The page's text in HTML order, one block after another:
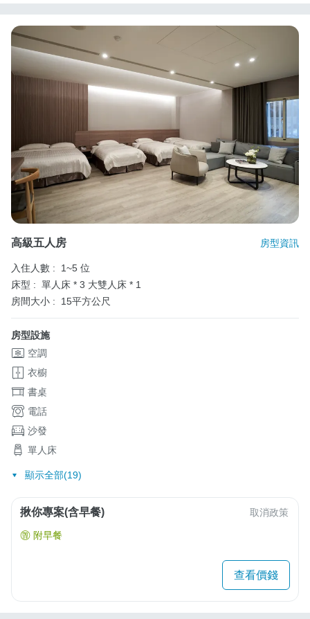
高級五人房 房型資訊
入住人數 :
1~5 位
床型 : 單人床 * 3 大雙人床 * 1
房間大小 :
15平方公尺
房型設施
空調
衣櫥
書桌
電話
沙發
單人床
顯示全部(19)
揪你專案(含早餐) 取消政策
附早餐
查看價錢